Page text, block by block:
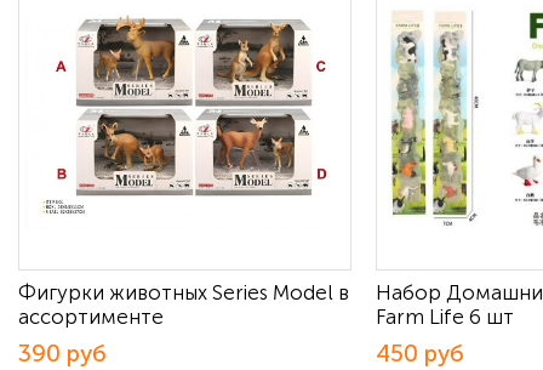
Фигурки животных Series Model в
ассортименте
390 руб
Набор
Farm Life 6 шт
450 руб